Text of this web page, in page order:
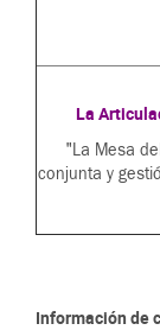
La
"La Mesa
conjunta y
Información de